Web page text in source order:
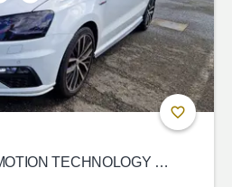
1.8 TSI 192CH BLUEMOTION TECHNOLOGY GTI DSG7 3P